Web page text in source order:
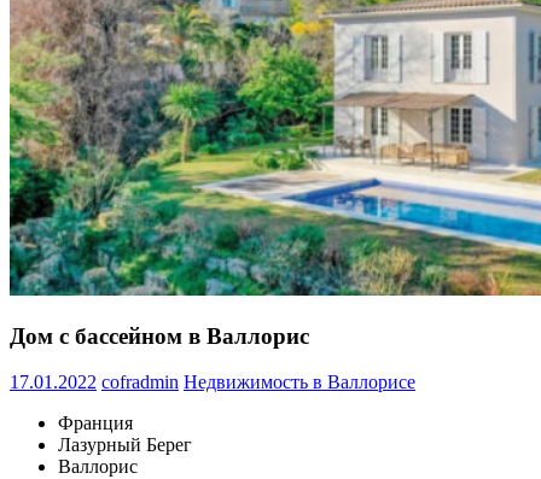
Дом с бассейном в Валлорис
17.01.2022 cofradmin Недвижимость в Валлорисе
Франция
Лазурный Берег
Валлорис